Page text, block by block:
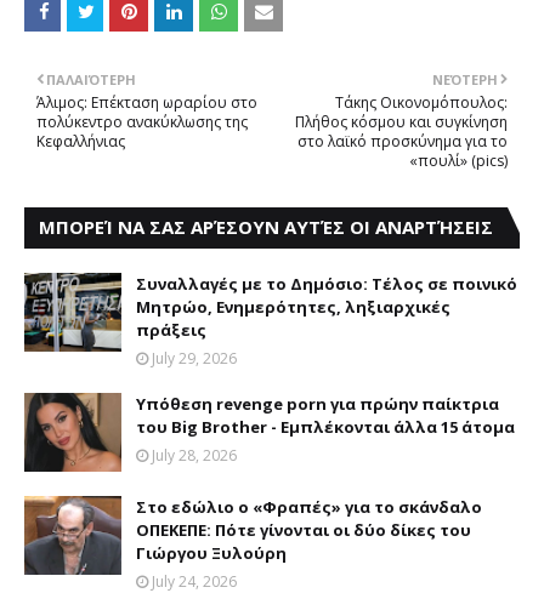
ΝΕΌΤΕΡΗ
Τάκης Οικονομόπουλος:
Πλήθος κόσμου και συγκίνηση
στο λαϊκό προσκύνημα για το
«πουλί» (pics)
ΠΑΛΑΙΌΤΕΡΗ
Άλιμος: Επέκταση ωραρίου στο
πολύκεντρο ανακύκλωσης της
Κεφαλλήνιας
ΜΠΟΡΕΊ ΝΑ ΣΑΣ ΑΡΈΣΟΥΝ ΑΥΤΈΣ ΟΙ ΑΝΑΡΤΉΣΕΙΣ
Συναλλαγές με το Δημόσιο: Tέλος σε ποινικό
Mητρώο, Eνημερότητες, ληξιαρχικές
πράξεις
July 29, 2026
Υπόθεση revenge porn για πρώην παίκτρια
του Big Brother - Εμπλέκονται άλλα 15 άτομα
July 28, 2026
Στο εδώλιο ο «Φραπές» για το σκάνδαλο
OΠEΚEΠE: Πότε γίνονται οι δύο δίκες του
Γιώργου Ξυλούρη
July 24, 2026